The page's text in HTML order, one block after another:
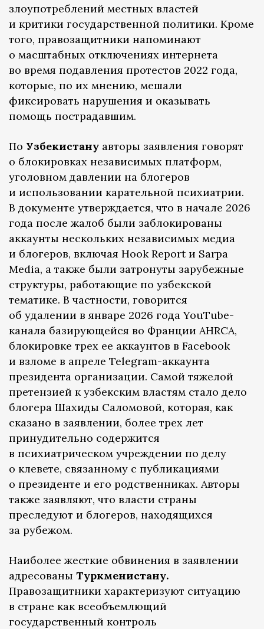
злоупотреблений местных властей
и критики государственной политики. Кроме
того, правозащитники напоминают
о масштабных отключениях интернета
во время подавления протестов 2022 года,
которые, по их мнению, мешали
фиксировать нарушения и оказывать
помощь пострадавшим.
По Узбекистану авторы заявления говорят
о блокировках независимых платформ,
уголовном давлении на блогеров
и использовании карательной психиатрии.
В документе утверждается, что в начале 2026
года после жалоб были заблокированы
аккаунты нескольких независимых медиа
и блогеров, включая Hook Report и Sarpa
Media, а также были затронуты зарубежные
структуры, работающие по узбекской
тематике. В частности, говорится
об удалении в январе 2026 года YouTube-
канала базирующейся во Франции AHRCA,
блокировке трех ее аккаунтов в Facebook
и взломе в апреле Telegram-аккаунта
президента организации. Самой тяжелой
претензией к узбекским властям стало дело
блогера Шахиды Саломовой, которая, как
сказано в заявлении, более трех лет
принудительно содержится
в психиатрическом учреждении по делу
о клевете, связанному с публикациями
о президенте и его родственниках. Авторы
также заявляют, что власти страны
преследуют и блогеров, находящихся
за рубежом.
Наиболее жесткие обвинения в заявлении
адресованы Туркменистану.
Правозащитники характеризуют ситуацию
в стране как всеобъемлющий
государственный контроль